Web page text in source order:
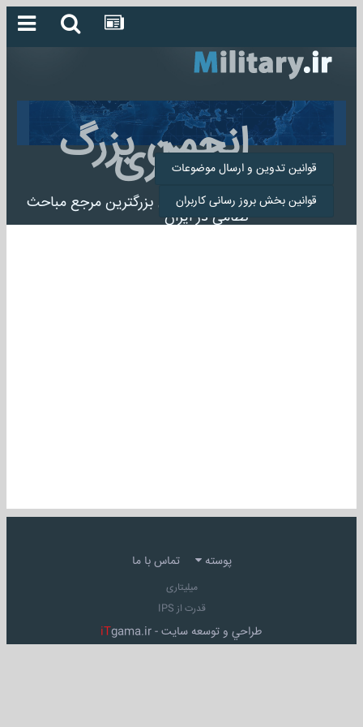
انجمن بزرگ
میلیتاری
انجمن میلیتاری بزرگترین مرجع مباحث
نظامی در ایران
قوانین تدوین و ارسال موضوعات
قوانین بخش بروز رسانی کاربران
پوسته تماس با ما
میلیتاری
قدرت از IPS
طراحي و توسعه سايت - iTgama.ir